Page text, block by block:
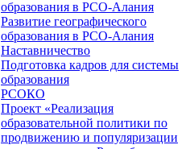
образования в РСО-Алания
Развитие географического
образования в РСО-Алания
Наставничество
Подготовка кадров для системы
образования
РСОКО
Проект «Реализация
образовательной политики по
продвижению и популяризации